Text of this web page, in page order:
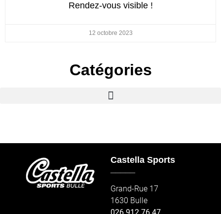
Rendez-vous visible !
12 octobre 2023
Catégories
Castella Sports
Grand-Rue 17
1630 Bulle